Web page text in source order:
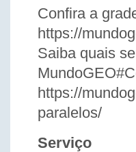
Confira a
https://
Saiba quais
https://
paralelos/
Serviço